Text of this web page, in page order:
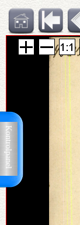
Kontrolpanel